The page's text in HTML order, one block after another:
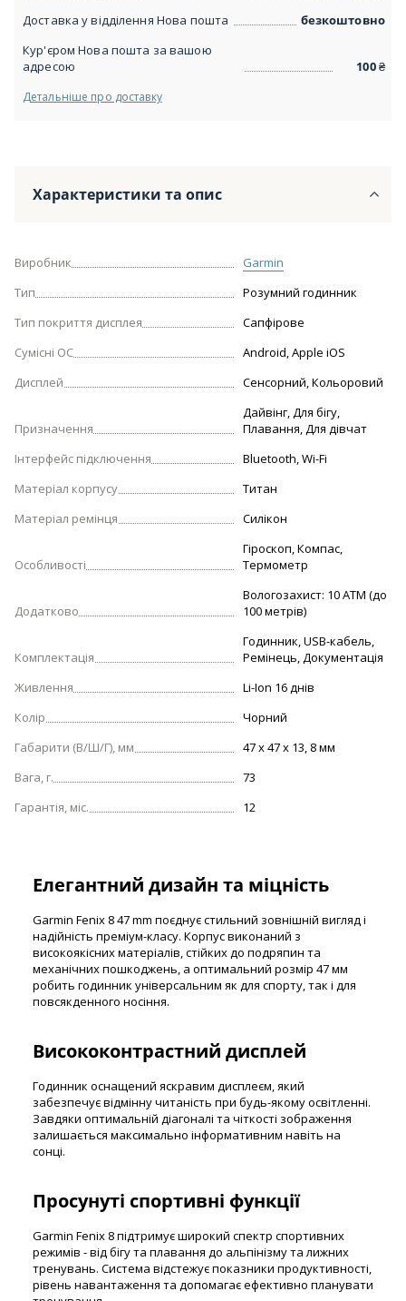
Доставка у відділення Нова пошта
безкоштовно
Кур'єром Нова пошта за вашою
адресою
100₴
Детальніше про доставку
Характеристики та опис
Виробник
Garmin
Тип
Розумний годинник
Тип покриття дисплея
Сапфірове
Сумісні ОС
Android, Apple iOS
Дисплей
Сенсорний, Кольоровий
Призначення
Дайвінг, Для бігу,
Плавання, Для дівчат
Інтерфейс підключення
Bluetooth, Wi-Fi
Матеріал корпусу
Титан
Матеріал ремінця
Силікон
Особливості
Гіроскоп, Компас,
Термометр
Додатково
Вологозахист: 10 ATM (до
100 метрів)
Комплектація
Годинник, USB-кабель,
Ремінець, Документація
Живлення
Li-Ion 16 днів
Колір
Чорний
Габарити (В/Ш/Г), мм
47 х 47 х 13, 8 мм
Вага, г.
73
Гарантія, міс.
12
Елегантний дизайн та міцність
Garmin Fenix 8 47 mm поєднує стильний зовнішній вигляд і
надійність преміум-класу. Корпус виконаний з
високоякісних матеріалів, стійких до подряпин та
механічних пошкоджень, а оптимальний розмір 47 мм
робить годинник універсальним як для спорту, так і для
повсякденного носіння.
Висококонтрастний дисплей
Годинник оснащений яскравим дисплеєм, який
забезпечує відмінну читаність при будь-якому освітленні.
Завдяки оптимальній діагоналі та чіткості зображення
залишається максимально інформативним навіть на
сонці.
Просунуті спортивні функції
Garmin Fenix 8 підтримує широкий спектр спортивних
режимів - від бігу та плавання до альпінізму та лижних
тренувань. Система відстежує показники продуктивності,
рівень навантаження та допомагає ефективно планувати